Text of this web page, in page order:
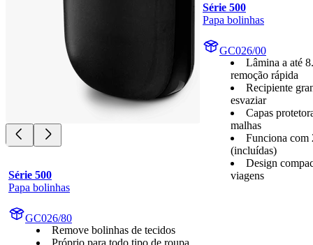
Série 500
Papa bolinhas
GC026/80
Remove bolinhas de tecidos
Próprio para todo tipo de roupa
Série 500
Papa bolinhas
GC026/00
Lâmina a até
remoção rápida
Recipiente
esvaziar
Capas
malhas
Funciona com
(incluídas)
Design
viagens